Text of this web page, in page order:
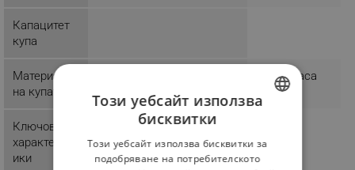
Капацитет
купа
Материал
на купата
Пластмаса
Ключови
характерист
ики
Система против плъзгане
ROMANIAN
Този уебсайт използва
бисквитки
Този уебсайт използва бисквитки за
подобряване на потребителското